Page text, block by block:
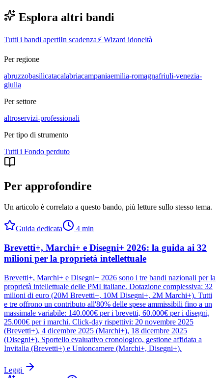
Esplora altri bandi
Tutti i bandi apertiIn scadenza⚡ Wizard idoneità
Per regione
abruzzobasilicatacalabriacampaniaemilia-romagnafriuli-venezia-
giulia
Per settore
altroservizi-professionali
Per tipo di strumento
Tutti i Fondo perduto
Per approfondire
Un articolo è correlato a questo bando, più letture sullo stesso tema.
Guida dedicata 4 min
Brevetti+, Marchi+ e Disegni+ 2026: la guida ai 32
milioni per la proprietà intellettuale
Brevetti+, Marchi+ e Disegni+ 2026 sono i tre bandi nazionali per la
proprietà intellettuale delle PMI italiane. Dotazione complessiva: 32
milioni di euro (20M Brevetti+, 10M Disegni+, 2M Marchi+). Tutti
e tre offrono un contributo all'80% delle spese ammissibili fino a un
massimale variabile: 140.000€ per i brevetti, 60.000€ per i disegni,
25.000€ per i marchi. Click-day rispettivi: 20 novembre 2025
(Brevetti+), 4 dicembre 2025 (Marchi+), 18 dicembre 2025
(Disegni+). Sportello evaluativo cronologico, gestione affidata a
Invitalia (Brevetti+) e Unioncamere (Marchi+, Disegni+).
Leggi